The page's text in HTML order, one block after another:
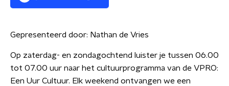
Gepresenteerd door: Nathan de Vries
Op zaterdag- en zondagochtend luister je tussen 06.00
tot 07.00 uur naar het cultuurprogramma van de VPRO:
Een Uur Cultuur. Elk weekend ontvangen we een